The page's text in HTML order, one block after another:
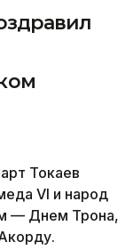
Токаев
VI и народ
— Днем Трона,